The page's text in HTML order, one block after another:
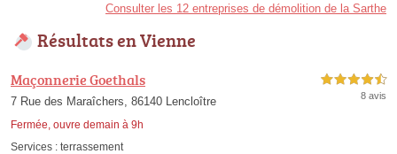
Consulter les 12 entreprises de démolition de la Sarthe
Résultats en Vienne
Maçonnerie Goethals
7 Rue des Maraîchers, 86140 Lencloître
Fermée, ouvre demain à 9h
4,5 étoiles sur 5
8 avis
Services : terrassement